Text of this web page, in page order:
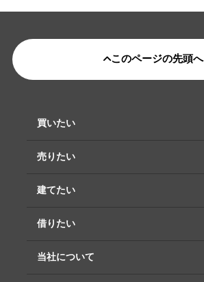
このページの先頭へ
買いたい
売りたい
建てたい
借りたい
当社について